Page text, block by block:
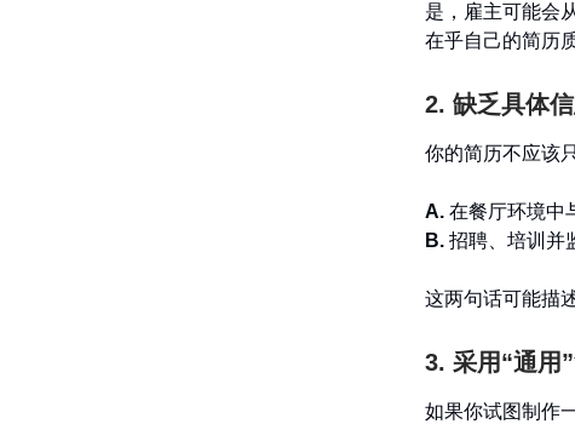
是，雇主可能会
在乎自己的简历
2. 缺乏具体
你的简历不应该
A. 在餐厅环境中
B. 招聘、培训并
这两句话可能描
3. 采用“通用
如果你试图制作